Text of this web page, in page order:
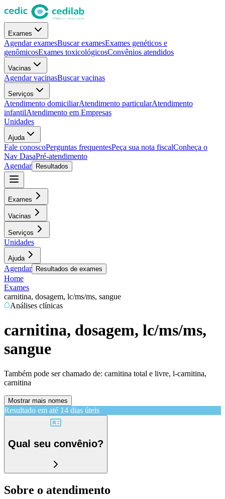
Exames
Agendar examesBuscar examesExames genéticos e
genômicosExames toxicológicosConvênios atendidos
Vacinas
Agendar vacinasBuscar vacinas
Serviços
Atendimento domiciliarAtendimento particularAtendimento
infantilAtendimento em Empresas
Unidades
Ajuda
Fale conoscoPerguntas frequentesPeça sua nota fiscalConheça o
Nav DasaPré-atendimento
Agendar
Resultados
Exames
Vacinas
Serviços
Unidades
Ajuda
Agendar Resultados de exames
Home
Exames
carnitina, dosagem, lc/ms/ms, sangue
Análises clínicas
carnitina, dosagem, lc/ms/ms,
sangue
Também pode ser chamado de: carnitina total e livre, l-carnitina,
carnitina
Mostrar mais nomes
Resultado em até 14 dias úteis
Qual seu convênio?
Sobre o atendimento